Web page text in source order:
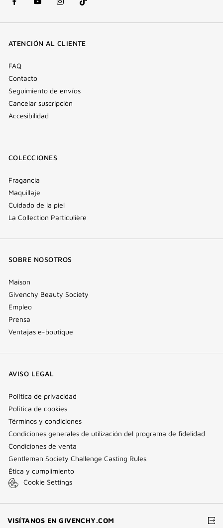
Facebook
(nueva
YouTube
(nueva
Instagram
(nueva
Tik
Tok
ventana)
ATENCIÓN AL CLIENTE
FAQ
Contacto
Seguimiento de envíos
Cancelar suscripción
Accesibilidad
COLECCIONES
Fragancia
Maquillaje
Cuidado de la piel
La Collection Particulière
SOBRE NOSOTROS
Maison
Givenchy Beauty Society
Empleo
Prensa
Ventajas e-boutique
AVISO LEGAL
Política de privacidad
Política de cookies
Términos y condiciones
Condiciones generales de utilización del programa de fidelidad
Condiciones de venta
Gentleman Society Challenge Casting Rules
Ética y cumplimiento
Cookie Settings
VISÍTANOS EN GIVENCHY.COM